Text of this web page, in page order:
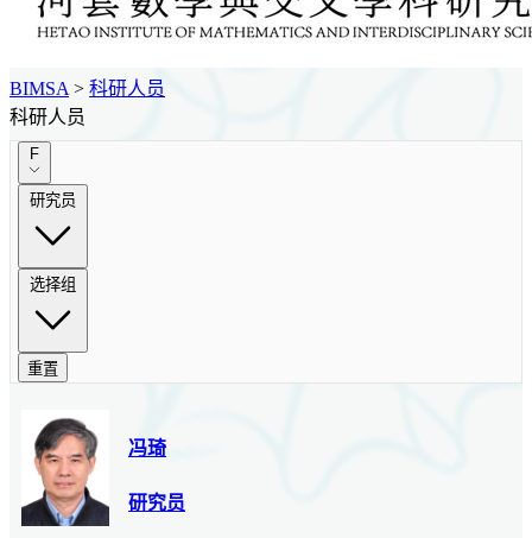
BIMSA > 科研人员
科研人员
F
研究员
选择组
重置
冯琦
研究员